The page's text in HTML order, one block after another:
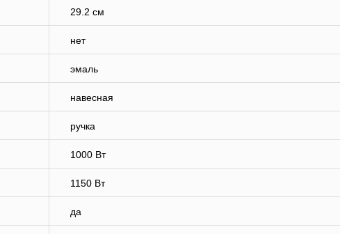
29.2 см
нет
эмаль
навесная
ручка
1000 Вт
1150 Вт
да